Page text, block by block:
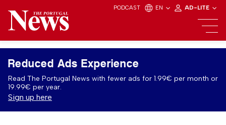
PODCAST EN AD-LITE
Reduced Ads Experience
Read The Portugal News with fewer ads for 1.99€ per month or
19.99€ per year.
Sign up here